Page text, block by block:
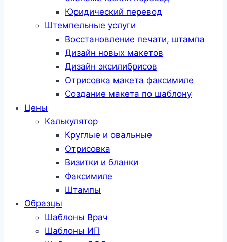
Юридический перевод
Штемпельные услуги
Восстановление печати, штампа
Дизайн новых макетов
Дизайн эксилибрисов
Отрисовка макета факсимиле
Создание макета по шаблону
Цены
Калькулятор
Круглые и овальные
Отрисовка
Визитки и бланки
Факсимиле
Штампы
Образцы
Шаблоны Врач
Шаблоны ИП